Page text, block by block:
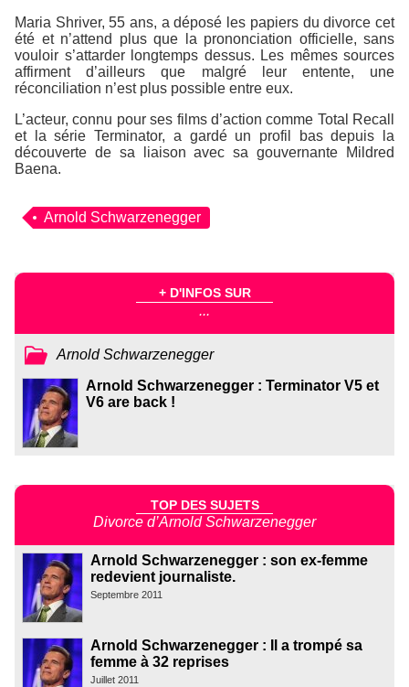
Maria Shriver, 55 ans, a déposé les papiers du divorce cet
été et n’attend plus que la prononciation officielle, sans
vouloir s’attarder longtemps dessus. Les mêmes sources
affirment d’ailleurs que malgré leur entente, une
réconciliation n’est plus possible entre eux.
L’acteur, connu pour ses films d’action comme Total Recall
et la sérieTerminator, a gardé un profil bas depuis la
découverte de sa liaison avec sa gouvernante Mildred
Baena.
Arnold Schwarzenegger
+ D'INFOS SUR
...
Arnold Schwarzenegger
Arnold Schwarzenegger : Terminator V5 et
V6 are back !
TOP DES SUJETS
Divorce d’Arnold Schwarzenegger
Arnold Schwarzenegger : son ex-femme
redevient journaliste.
Septembre 2011
Arnold Schwarzenegger : Il a trompé sa
femme à 32 reprises
Juillet 2011